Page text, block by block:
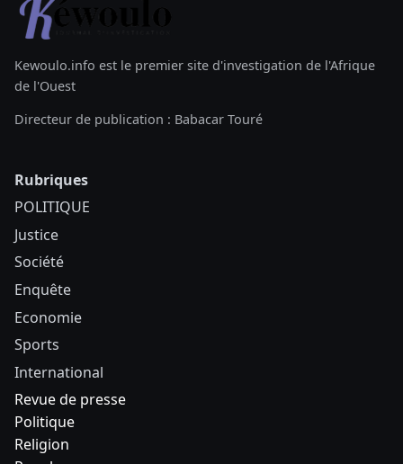
Kewoulo.info est le premier site d'investigation de l'Afrique
de l'Ouest
Directeur de publication : Babacar Touré
Rubriques
POLITIQUE
Justice
Société
Enquête
Economie
Sports
International
Revue de presse
Politique
Religion